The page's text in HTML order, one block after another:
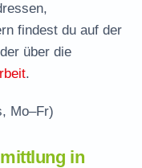
findest du auf der
über die
.
Mo–Fr)
in